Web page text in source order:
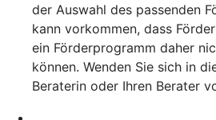
der Auswahl des passenden
kann vorkommen, dass
ein Förderprogramm daher
können. Wenden Sie sich in
Beraterin oder Ihren Berater